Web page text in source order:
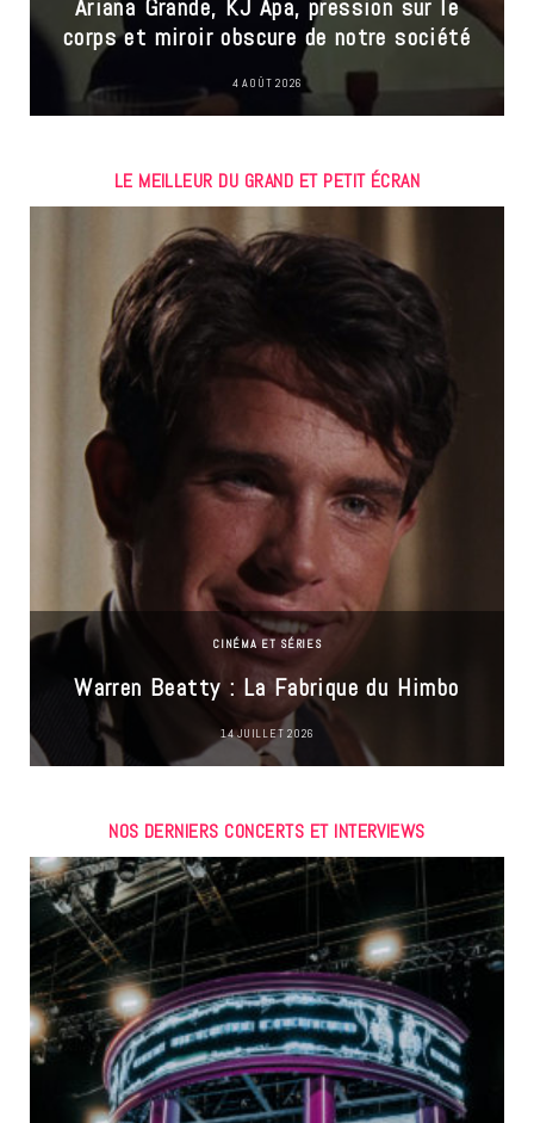
Ariana Grande, KJ Apa, pression sur le
corps et miroir obscure de notre société
4 AOÛT 2026
LE MEILLEUR DU GRAND ET PETIT ÉCRAN
CINÉMA ET SÉRIES
Warren Beatty : La Fabrique du Himbo
14 JUILLET 2026
NOS DERNIERS CONCERTS ET INTERVIEWS